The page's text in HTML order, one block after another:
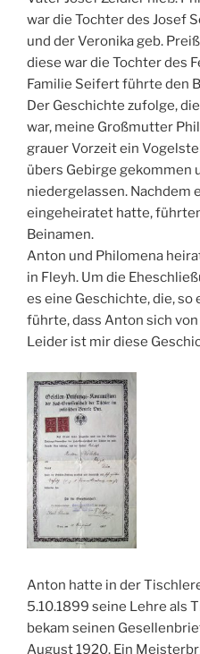
war die Tochter des Josef
und der Veronika geb.
diese war die Tochter des
Familie Seifert führte den
Der Geschichte zufolge,
war, meine Großmutter
grauer Vorzeit ein
übers Gebirge gekommen
niedergelassen. Nachdem
eingeheiratet hatte,
Beinamen.
Anton und Philomena
in Fleyh. Um die
es eine Geschichte, die, so
führte, dass Anton sich
Leider ist mir diese
Anton hatte in der
5.10.1899 seine Lehre als
bekam seinen
August 1920. Ein